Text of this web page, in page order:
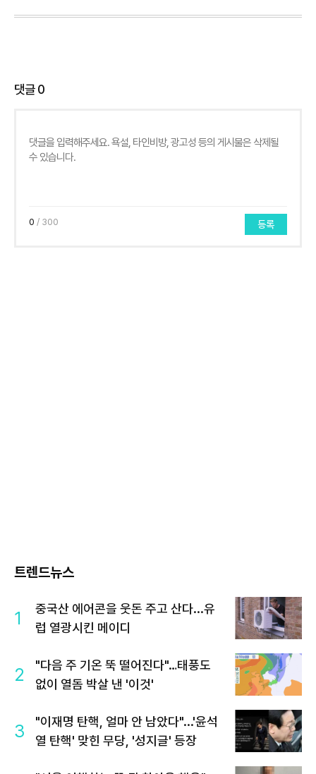
댓글0
0 / 300 등록
트렌드뉴스
1
중국산 에어콘을 웃돈 주고 산다...유
럽 열광시킨 메이디
2
"다음 주 기온 뚝 떨어진다"…태풍도
없이 열돔 박살 낸 '이것'
3
"이재명 탄핵, 얼마 안 남았다"...'윤석
열 탄핵' 맞힌 무당, '성지글' 등장